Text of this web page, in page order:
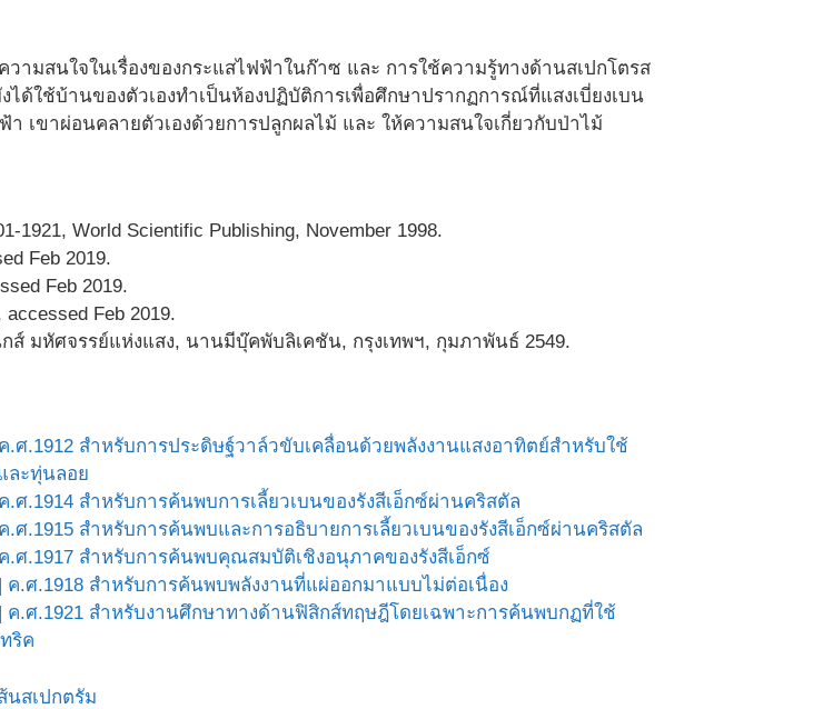
ามสนใจในเรื่องของกระแสไฟฟ้าในก๊าซ และ การใช้ความรู้ทางด้านสเปกโตรส
ด้ใช้บ้านของตัวเองทำเป็นห้องปฏิบัติการเพื่อศึกษาปรากฏการณ์ที่แสงเบี่ยงเบน
เขาผ่อนคลายตัวเองด้วยการปลูกผลไม้ และ ให้ความสนใจเกี่ยวกับป่าไม้
1921, World Scientific Publishing, November 1998.
Feb 2019.
Feb 2019.
accessed Feb 2019.
มหัศจรรย์แห่งแสง, นานมีบุ๊คพับลิเคชัน, กรุงเทพฯ, กุมภาพันธ์ 2549.
.ศ.1912 สำหรับการประดิษฐ์วาล์วขับเคลื่อนด้วยพลังงานแสงอาทิตย์สำหรับใช้
ละทุ่นลอย
ศ.1914 สำหรับการค้นพบการเลี้ยวเบนของรังสีเอ็กซ์ผ่านคริสตัล
.ศ.1915 สำหรับการค้นพบและการอธิบายการเลี้ยวเบนของรังสีเอ็กซ์ผ่านคริสตัล
.ศ.1917 สำหรับการค้นพบคุณสมบัติเชิงอนุภาคของรังสีเอ็กซ์
ค.ศ.1918 สำหรับการค้นพบพลังงานที่แผ่ออกมาแบบไม่ต่อเนื่อง
ค.ศ.1921 สำหรับงานศึกษาทางด้านฟิสิกส์ทฤษฎีโดยเฉพาะการค้นพบกฏที่ใช้
ริค
นสเปกตรัม